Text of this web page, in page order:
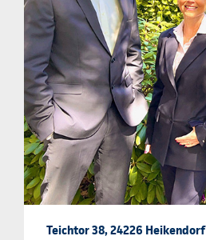
Teichtor 38, 24226 Heikendorf